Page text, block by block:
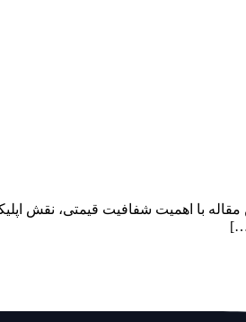
با اهمیت شفافیت قیمتی، نقش